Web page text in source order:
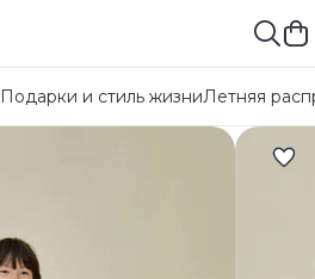
Подарки и стиль жизниЛетняя